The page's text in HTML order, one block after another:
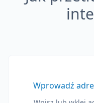
Wprowadź